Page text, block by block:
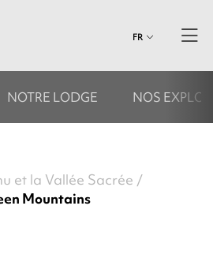
FR
NOTRE LODGE NOS
et la Vallée Sacrée
Mountains